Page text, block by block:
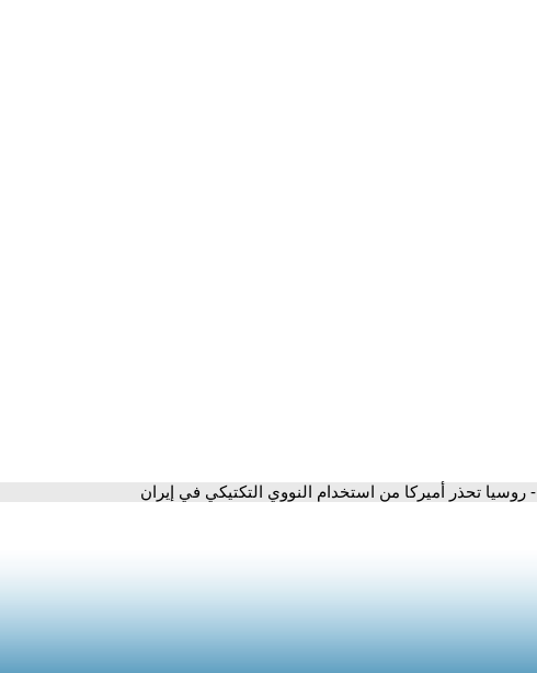
- روسيا تحذر أميركا من استخدام النووي التكتيكي في إيران